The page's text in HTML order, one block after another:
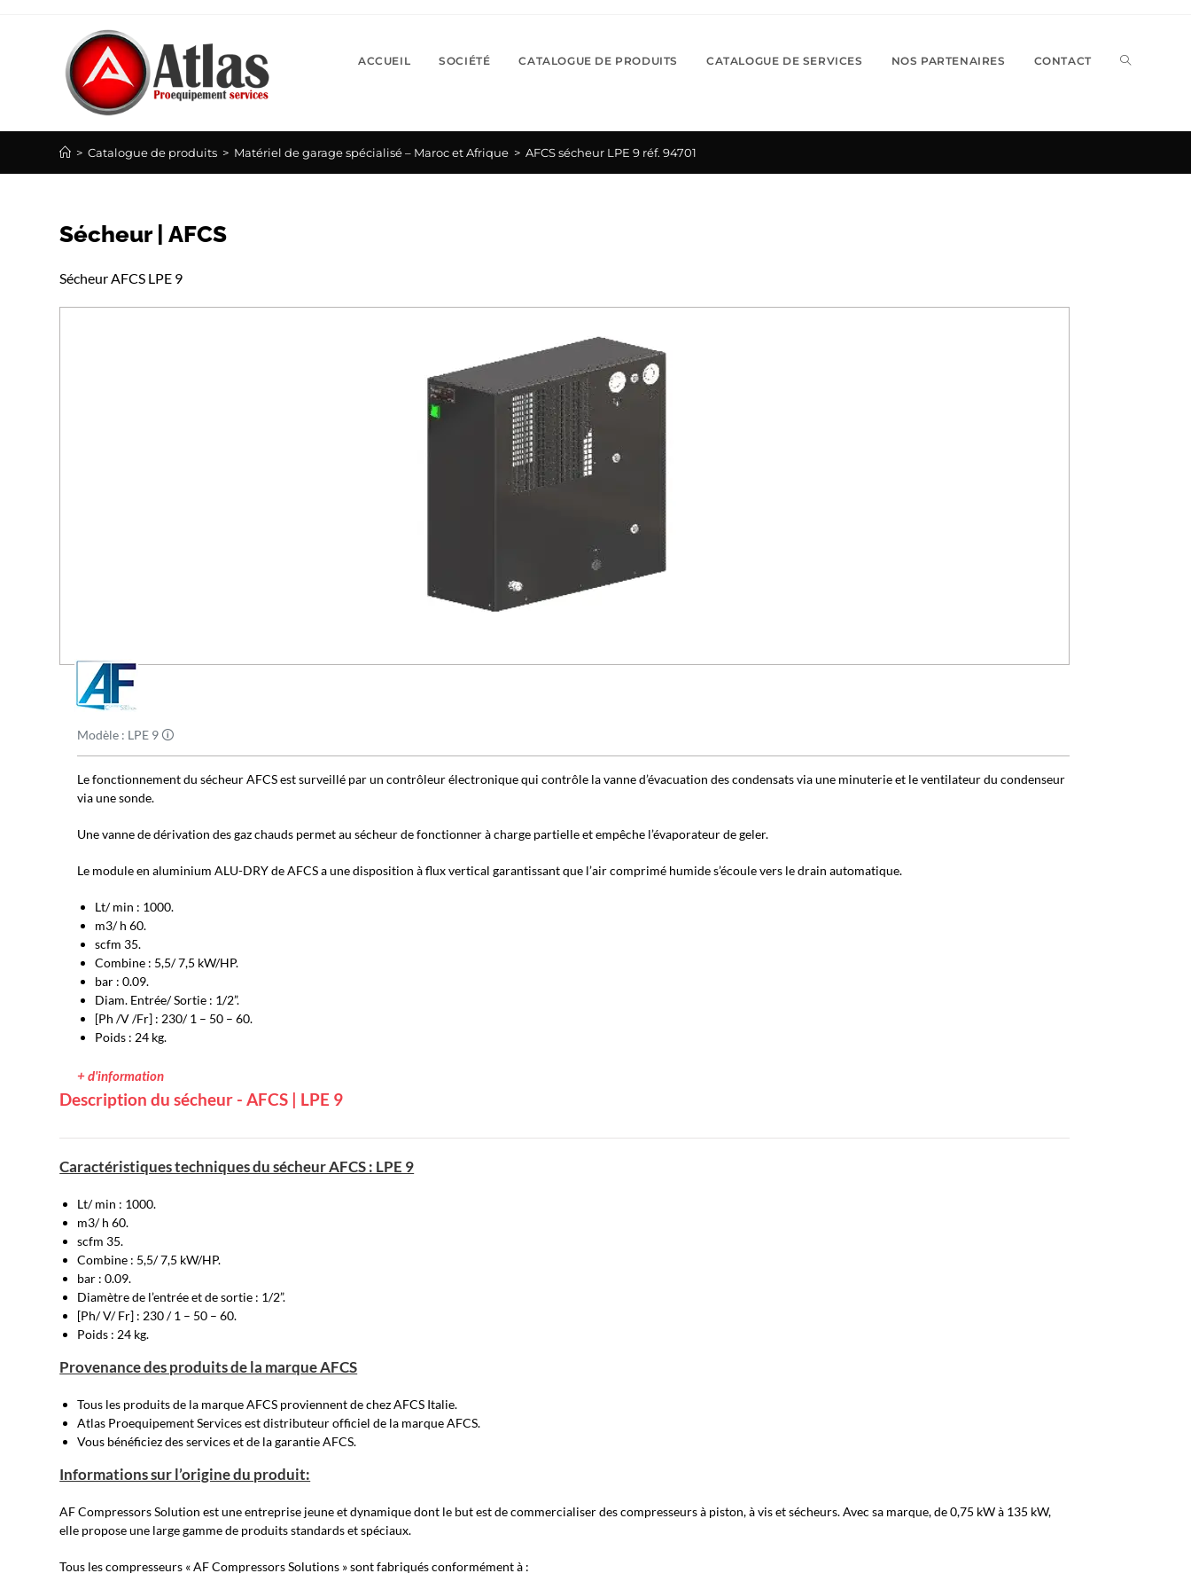
ACCUEIL SOCIÉTÉ CATALOGUE DE PRODUITS CATALOGUE DE SERVICES NOS PARTENAIRES CONTACT TOGGLE
WEBSITE
> Catalogue de produits > Matériel de garage spécialisé – Maroc et Afrique > AFCS sécheur LPE 9 réf. 94701
Sécheur | AFCS
Sécheur AFCS LPE 9
Modèle : LPE 9 🛈
Le fonctionnement du sécheur AFCS est surveillé par un contrôleur électronique qui contrôle la vanne d’évacuation des condensats via une minuterie et le ventilateur du condenseur
via une sonde.
Une vanne de dérivation des gaz chauds permet au sécheur de fonctionner à charge partielle et empêche l’évaporateur de geler.
Le module en aluminium ALU-DRY de AFCS a une disposition à flux vertical garantissant que l’air comprimé humide s’écoule vers le drain automatique.
Lt/ min : 1000.
m3/ h 60.
scfm 35.
Combine : 5,5/ 7,5 kW/HP.
bar : 0.09.
Diam. Entrée/ Sortie : 1/2”.
[Ph /V /Fr] : 230/ 1 – 50 – 60.
Poids : 24 kg.
+ d'information
Description du sécheur - AFCS | LPE 9
Caractéristiques techniques du sécheur AFCS : LPE 9
Lt/ min : 1000.
m3/ h 60.
scfm 35.
Combine : 5,5/ 7,5 kW/HP.
bar : 0.09.
Diamètre de l’entrée et de sortie : 1/2”.
[Ph/ V/ Fr] : 230 / 1 – 50 – 60.
Poids : 24 kg.
Provenance des produits de la marque AFCS
Tous les produits de la marque AFCS proviennent de chez AFCS Italie.
Atlas Proequipement Services est distributeur officiel de la marque AFCS.
Vous bénéficiez des services et de la garantie AFCS.
Informations sur l’origine du produit:
AF Compressors Solution est une entreprise jeune et dynamique dont le but est de commercialiser des compresseurs à piston, à vis et sécheurs. Avec sa marque, de 0,75 kW à 135 kW,
elle propose une large gamme de produits standards et spéciaux.
Tous les compresseurs « AF Compressors Solutions » sont fabriqués conformément à :